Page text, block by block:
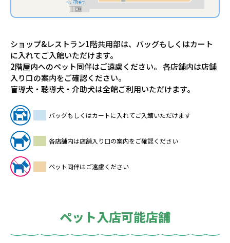
ショップ&レストラン1階共用部は、バッグもしくはカート
に入れてご入館いただけます。
2階屋内へのペット同伴はご遠慮ください。 各店舗内は店舗
入り口の案内をご確認ください。
盲導犬・聴導犬・介助犬は全館ご利用いただけます。
バッグもしくはカートに入れてご入館いただけます
各店舗内は店舗入り口の案内をご確認ください
ペット同伴はご遠慮ください
ペット入店可能店舗